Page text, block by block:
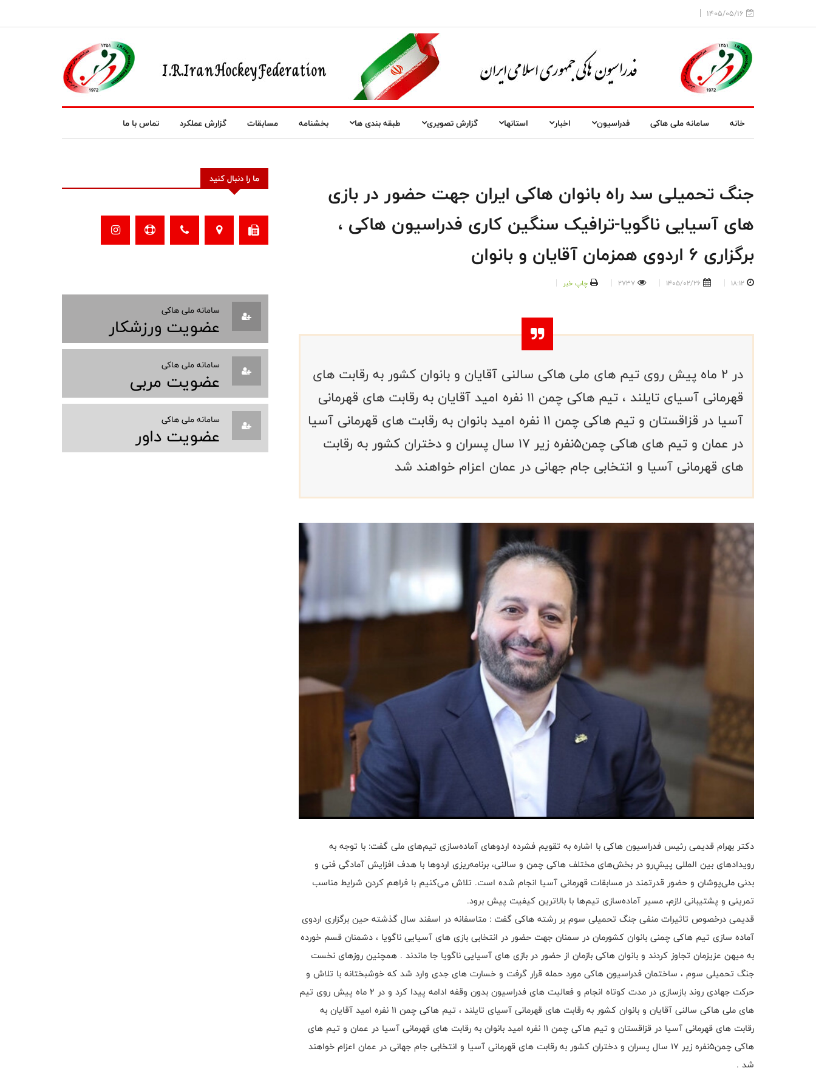
1405/05/16
خانه سامانه ملی هاکی فدراسیون اخبار استانها گزارش تصویری طبقه بندی ها بخشنامه مسابقات گزارش عملکرد تماس با ما
جنگ تحمیلی سد راه بانوان هاکی ایران جهت حضور در بازی
های آسیایی ناگویا-ترافیک سنگین کاری فدراسیون هاکی ،
برگزاری ۶ اردوی همزمان آقایان و بانوان
18:12
1405/02/26
2737 چاپ خبر
در ۲ ماه پیش روی تیم های ملی هاکی سالنی آقایان و بانوان کشور به رقابت های
قهرمانی آسیای تایلند ، تیم هاکی چمن ۱۱ نفره امید آقایان به رقابت های قهرمانی
آسیا در قزاقستان و تیم هاکی چمن ۱۱ نفره امید بانوان به رقابت های قهرمانی آسیا
در عمان و تیم های هاکی چمن۵نفره زیر ۱۷ سال پسران و دختران کشور به رقابت
های قهرمانی آسیا و انتخابی جام جهانی در عمان اعزام خواهند شد
دکتر بهرام قدیمی رئیس فدراسیون هاکی با اشاره به تقویم فشرده اردوهای آماده‌سازی تیم‌های ملی گفت: با توجه به
رویدادهای بین المللی پیشِ‌رو در بخش‌های مختلف هاکی چمن و سالنی، برنامه‌ریزی اردوها با هدف افزایش آمادگی فنی و
بدنی ملی‌پوشان و حضور قدرتمند در مسابقات قهرمانی آسیا انجام شده است. تلاش می‌کنیم با فراهم کردن شرایط مناسب
تمرینی و پشتیبانی لازم، مسیر آماده‌سازی تیم‌ها با بالاترین کیفیت پیش برود.
قدیمی درخصوص تاثیرات منفی جنگ تحمیلی سوم بر رشته هاکی گفت : متاسفانه در اسفند سال گذشته حین برگزاری اردوی
آماده سازی تیم هاکی چمنی بانوان کشورمان در سمنان جهت حضور در انتخابی بازی های آسیایی ناگویا ، دشمنان قسم خورده
به میهن عزیزمان تجاوز کردند و بانوان هاکی بازمان از حضور در بازی های آسیایی ناگویا جا ماندند . همچنین روزهای نخست
جنگ تحمیلی سوم ، ساختمان فدراسیون هاکی مورد حمله قرار گرفت و خسارت های جدی وارد شد که خوشبختانه با تلاش و
حرکت جهادی روند بازسازی در مدت کوتاه انجام و فعالیت های فدراسیون بدون وقفه ادامه پیدا کرد و در ۲ ماه پیش روی تیم
های ملی هاکی سالنی آقایان و بانوان کشور به رقابت های قهرمانی آسیای تایلند ، تیم هاکی چمن ۱۱ نفره امید آقایان به
رقابت های قهرمانی آسیا در قزاقستان و تیم هاکی چمن ۱۱ نفره امید بانوان به رقابت های قهرمانی آسیا در عمان و تیم های
هاکی چمن۵نفره زیر ۱۷ سال پسران و دختران کشور به رقابت های قهرمانی آسیا و انتخابی جام جهانی در عمان اعزام خواهند
شد .
ما را دنبال کنید
سامانه ملی هاکی
عضویت ورزشکار
سامانه ملی هاکی
عضویت مربی
سامانه ملی هاکی
عضویت داور